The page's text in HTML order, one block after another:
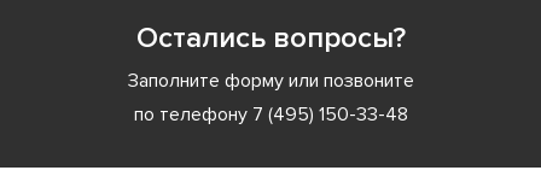
Остались вопросы?
Заполните форму или позвоните
по телефону 7 (495) 150-33-48